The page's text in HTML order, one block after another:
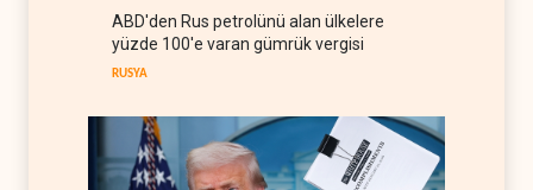
The Guardian: Trump’ın İran
stratejisi alay konusu oldu
ABD'den Rus petrolünü alan ülkelere
yüzde 100'e varan gümrük vergisi
RUSYA